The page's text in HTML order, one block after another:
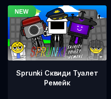
Sprunki Сквиди Туалет
Ремейк